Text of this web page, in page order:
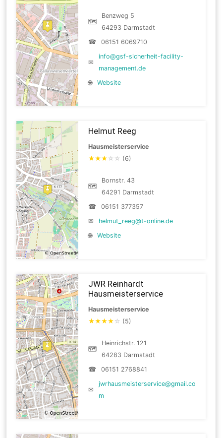
🗺
Benzweg 5
64293 Darmstadt
☎
06151 6069710
✉
info@gsf-sicherheit-facility-
management.de
🌐
Website
Helmut Reeg
Hausmeisterservice
★★★ ☆ ☆ (6)
🗺
Bornstr. 43
64291 Darmstadt
☎
06151 377357
✉
helmut_reeg@t-online.de
🌐
Website
JWR Reinhardt
Hausmeisterservice
Hausmeisterservice
★★★★ ☆ (5)
🗺
Heinrichstr. 121
64283 Darmstadt
☎
06151 2768841
✉
jwrhausmeisterservice@gmail.co
m